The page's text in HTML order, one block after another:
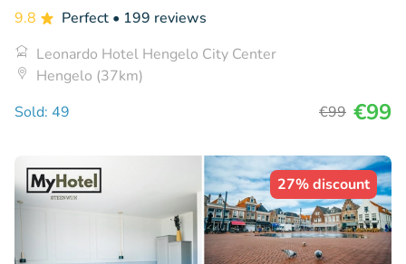
9.8 Perfect • 199 reviews
Leonardo Hotel Hengelo City Center
Hengelo (37km)
Sold: 49
€99 €99
27% discount